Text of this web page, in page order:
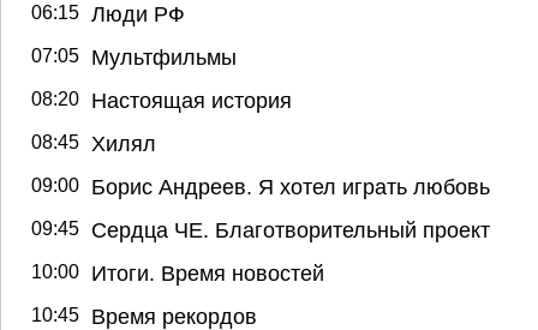
06:15 Люди РФ
07:05 Мультфильмы
08:20 Настоящая история
08:45 Хилял
09:00 Борис Андреев. Я хотел играть любовь
09:45 Сердца ЧЕ. Благотворительный проект
10:00 Итоги. Время новостей
10:45 Время рекордов